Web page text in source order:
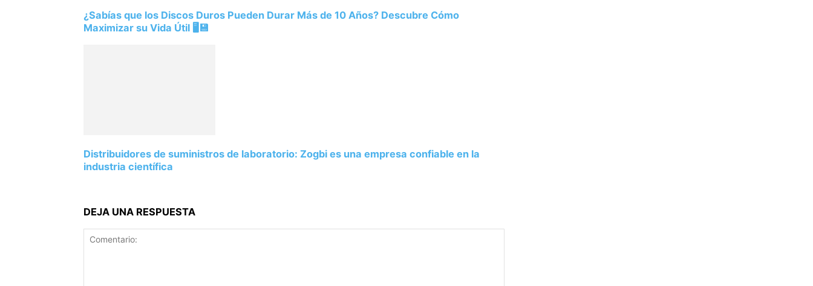
¿Sabías que los Discos Duros Pueden Durar Más de 10 Años? Descubre Cómo
Maximizar su Vida Útil 🖥️💾
Distribuidores de suministros de laboratorio: Zogbi es una empresa confiable en la
industria científica
DEJA UNA RESPUESTA